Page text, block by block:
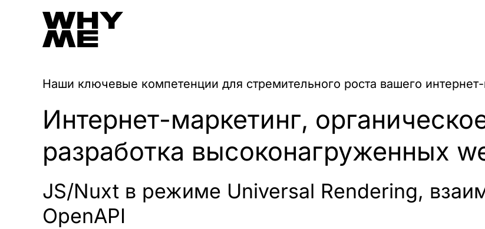
Наши ключевые компетенции для стремительного роста вашего интернет-
Интернет-маркетинг,
разработка высоконагруженных
JS/Nuxt в режиме Universal Rendering,
OpenAPI